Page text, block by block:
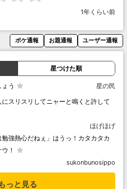
1年くらい前
ボケ通報 お題通報 ユーザー通報
星つけた順
う 星の民
スリスリしてニャーと鳴くと許して
ほげほげ
勉強熱心だねぇ」はうっ！カタカタカ
！
sukonbunosippo
もっと見る